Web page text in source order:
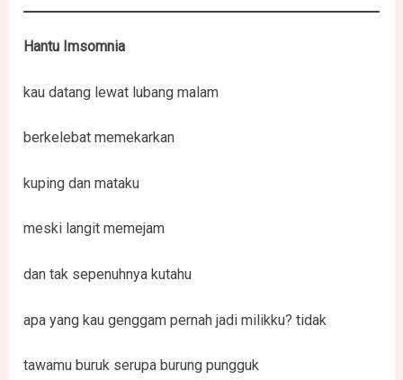
Hantu Imsomnia
kau datang lewat lubang malam
berkelebat memekarkan
kuping dan mataku
meski langit memejam
dan tak sepenuhnya kutahu
apa yang kau genggam pernah jadi milikku? tidak
tawamu buruk serupa burung pungguk